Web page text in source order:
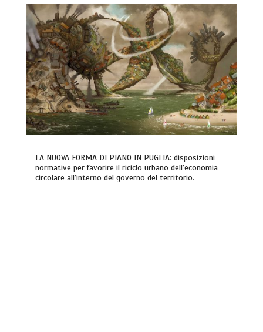
LA NUOVA FORMA DI PIANO IN PUGLIA: disposizioni
normative per favorire il riciclo urbano dell’economia
circolare all’interno del governo del territorio.